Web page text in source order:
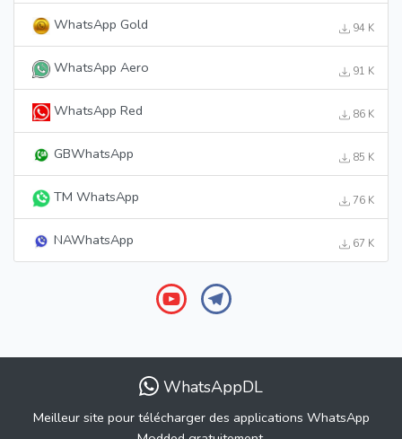
WhatsApp Gold 94 K
WhatsApp Aero 91 K
WhatsApp Red 86 K
GBWhatsApp 85 K
TM WhatsApp 76 K
NAWhatsApp 67 K
WhatsAppDL
Meilleur site pour télécharger des applications WhatsApp